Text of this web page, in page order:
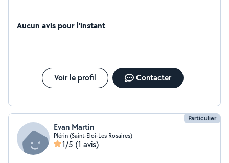
Aucun avis pour l'instant
Voir le profil Contacter
Particulier
Evan Martin
Plérin (Saint-Eloi-Les Rosaires)
1/5 (1 avis)